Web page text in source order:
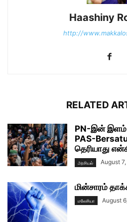
Haashiny
http://
RELATED
PN-இன் இளம்
PAS-
தெரியாது
அரசியல் August
மின்சாரம்
மலேசியா August